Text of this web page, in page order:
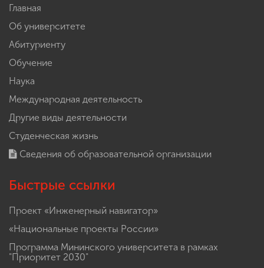
Главная
Об университете
Абитуриенту
Обучение
Наука
Международная деятельность
Другие виды деятельности
Студенческая жизнь
Сведения об образовательной организации
Быстрые ссылки
Проект «Инженерный навигатор»
«Национальные проекты России»
Программа Мининского университета в рамках
"Приоритет 2030"